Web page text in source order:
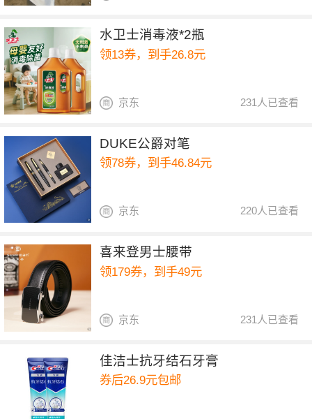
水卫士消毒液*2瓶
领13券，到手26.8元
231人已查看
京东
DUKE公爵对笔
领78券，到手46.84元
220人已查看
京东
喜来登男士腰带
领179券，到手49元
231人已查看
京东
佳洁士抗牙结石牙膏
券后26.9元包邮